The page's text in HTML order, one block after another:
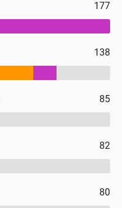
177
138
85
82
80